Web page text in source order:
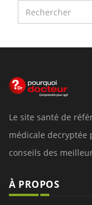
Le site santé de
médicale decryptée
conseils des
À PROPOS